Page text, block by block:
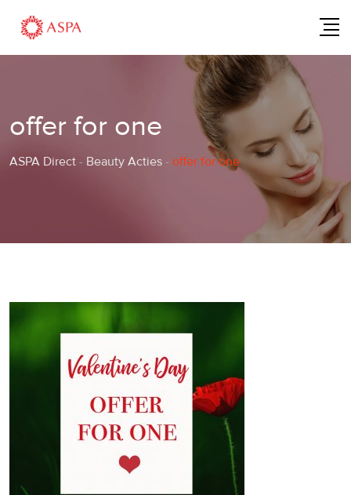
content
offer for one
ASPA Direct - Beauty Acties - offer for one